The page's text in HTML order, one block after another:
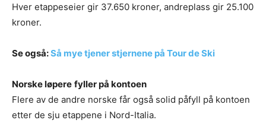
Hver etappeseier gir 37.650 kroner, andreplass gir 25.100
kroner.
Se også:Så mye tjener stjernene på Tour de Ski
Norske løpere fyller på kontoen
Flere av de andre norske får også solid påfyll på kontoen
etter de sju etappene i Nord-Italia.